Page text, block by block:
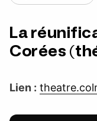
La
Corées
Lien :